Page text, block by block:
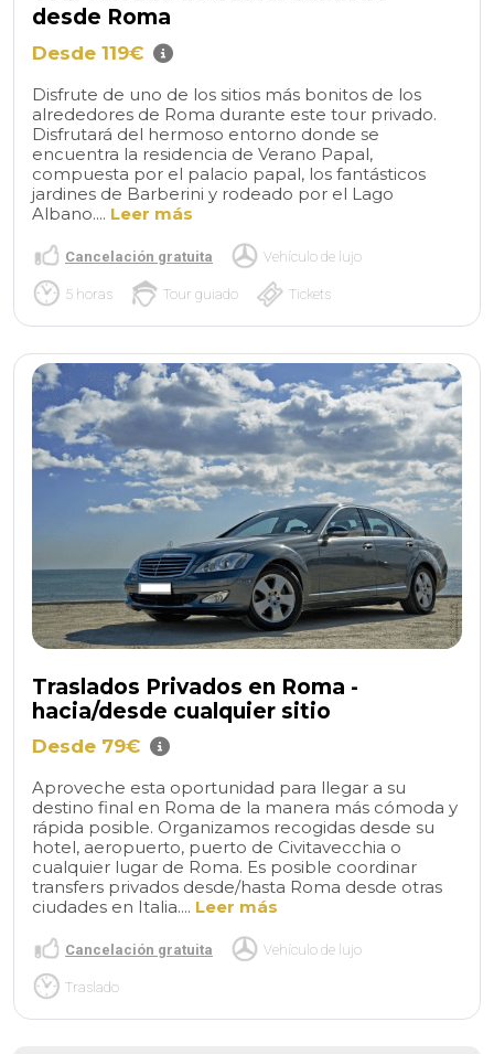
desde Roma
Desde 119€
Disfrute de uno de los sitios más bonitos de los
alrededores de Roma durante este tour privado.
Disfrutará del hermoso entorno donde se
encuentra la residencia de Verano Papal,
compuesta por el palacio papal, los fantásticos
jardines de Barberini y rodeado por el Lago
Albano.... Leer más
Cancelación gratuita Vehículo de lujo
5 horas Tour guiado Tickets
Traslados Privados en Roma -
hacia/desde cualquier sitio
Desde 79€
Aproveche esta oportunidad para llegar a su
destino final en Roma de la manera más cómoda y
rápida posible. Organizamos recogidas desde su
hotel, aeropuerto, puerto de Civitavecchia o
cualquier lugar de Roma. Es posible coordinar
transfers privados desde/hasta Roma desde otras
ciudades en Italia.... Leer más
Cancelación gratuita Vehículo de lujo
Traslado